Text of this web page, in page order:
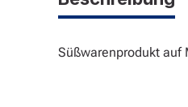
Süßwarenprodukt auf